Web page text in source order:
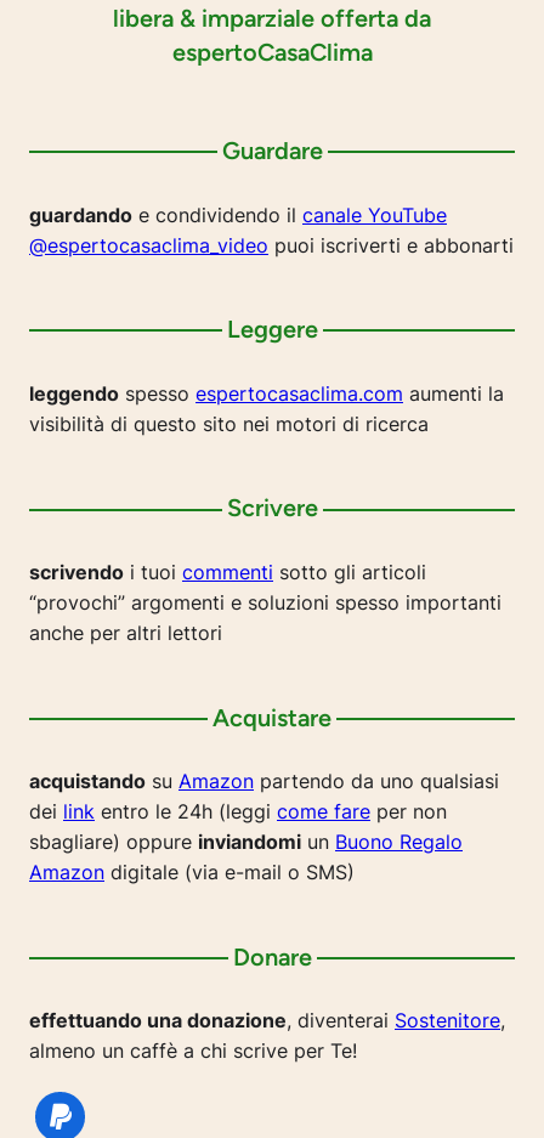
libera & imparziale offerta da
espertoCasaClima
Guardare
guardando e condividendo il canale YouTube
@espertocasaclima_video puoi iscriverti e abbonarti
Leggere
leggendo spesso espertocasaclima.com aumenti la
visibilità di questo sito nei motori di ricerca
Scrivere
scrivendo i tuoi commenti sotto gli articoli
“provochi” argomenti e soluzioni spesso importanti
anche per altri lettori
Acquistare
acquistando su Amazon partendo da uno qualsiasi
dei link entro le 24h (leggi come fare per non
sbagliare) oppure inviandomi un Buono Regalo
Amazon digitale (via e-mail o SMS)
Donare
effettuando una donazione, diventerai Sostenitore,
almeno un caffè a chi scrive per Te!